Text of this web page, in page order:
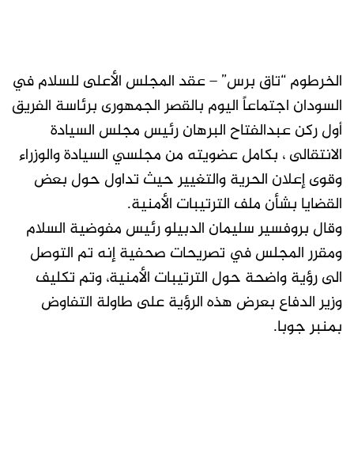
الخرطوم “تاق برس” – عقد المجلس الأعلى للسلام في
السودان اجتماعاً اليوم بالقصر الجمهورى برئاسة الفريق
أول ركن عبدالفتاح البرهان رئيس مجلس السيادة
الانتقالى ، بكامل عضويته من مجلسي السيادة والوزراء
وقوى إعلان الحرية والتغيير حيث تداول حول بعض
القضايا بشأن ملف الترتيبات الأمنية.
وقال بروفسير سليمان الدبيلو رئيس مفوضية السلام
ومقرر المجلس في تصريحات صحفية إنه تم التوصل
الى رؤية واضحة حول الترتيبات الأمنية، وتم تكليف
وزير الدفاع بعرض هذه الرؤية على طاولة التفاوض
بمنبر جوبا.